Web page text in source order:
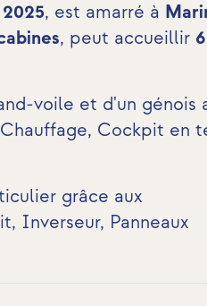
2025, est amarré à
, peut accueillir
voile et d'un génois
Cockpit en
grâce aux
Inverseur, Panneaux